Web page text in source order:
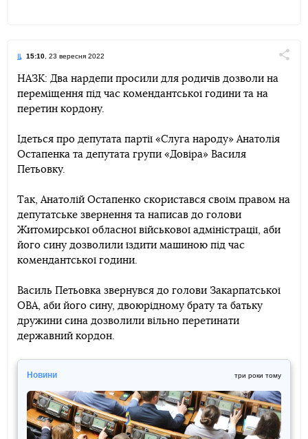
15:10 , 23 вересня 2022
TelegramFacebookTwitter
НАЗК: Два нардепи просили для родичів дозволи на
переміщення під час комендантської години та на
перетин кордону.
Ідеться про депутата партії «Слуга народу» Анатолія
Остапенка та депутата групи «Довіра» Василя
Петьовку.
Так, Анатолій Остапенко скористався своїм правом на
депутатське звернення та написав до голови
Житомирської обласної військової адміністрації, аби
його сину дозволили їздити машиною під час
комендантської години.
Василь Петьовка звернувся до голови Закарпатської
ОВА, аби його сину, двоюрідному брату та батьку
дружини сина дозволили вільно перетинати
державний кордон.
Новини три роки тому